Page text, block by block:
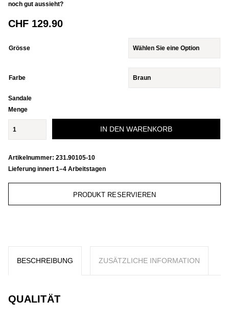
noch gut aussieht?
CHF 129.90
Grösse
Farbe
Sandale
Menge
IN DEN WARENKORB
Artikelnummer: 231.90105-10
Lieferung innert 1–4 Arbeitstagen
PRODUKT RESERVIEREN
BESCHREIBUNG ZUSÄTZLICHE INFORMATION
QUALITÄT